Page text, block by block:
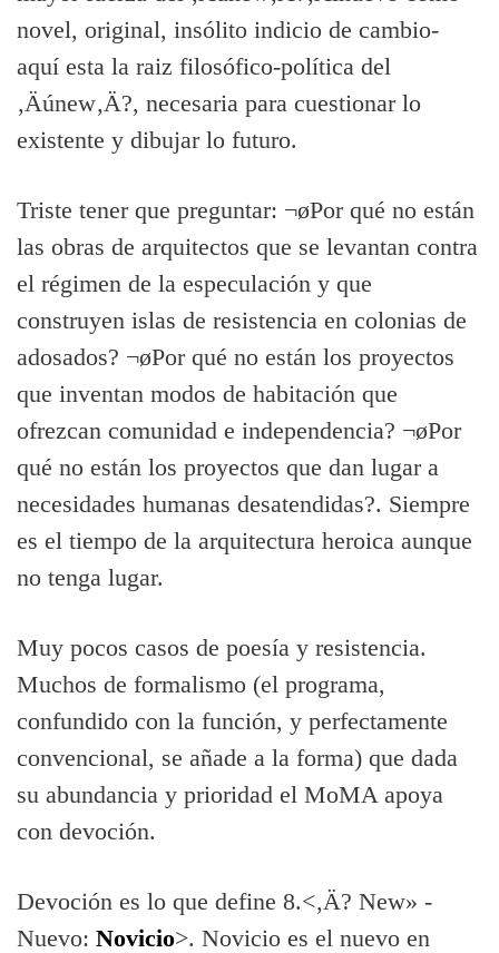
novel, original, insólito indicio de cambio-
aquí­ esta la raiz filosófico-polí­tica del
‚Äúnew‚Ä?, necesaria para cuestionar lo
existente y dibujar lo futuro.
Triste tener que preguntar: ¬øPor qué no están
las obras de arquitectos que se levantan contra
el régimen de la especulación y que
construyen islas de resistencia en colonias de
adosados? ¬øPor qué no están los proyectos
que inventan modos de habitación que
ofrezcan comunidad e independencia? ¬øPor
qué no están los proyectos que dan lugar a
necesidades humanas desatendidas?. Siempre
es el tiempo de la arquitectura heroica aunque
no tenga lugar.
Muy pocos casos de poesí­a y resistencia.
Muchos de formalismo (el programa,
confundido con la función, y perfectamente
convencional, se añade a la forma) que dada
su abundancia y prioridad el MoMA apoya
con devoción.
Devoción es lo que define 8.<‚Ä? New» -
Nuevo: Novicio>. Novicio es el nuevo en